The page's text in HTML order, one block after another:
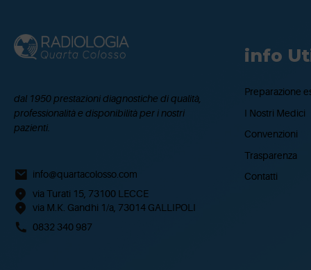
dal 1950 prestazioni diagnostiche di qualità,
professionalità e disponibilità per i nostri
pazienti.
info@quartacolosso.com
via Turati 15, 73100 LECCE
via M.K. Gandhi 1/a, 73014 GALLIPOLI
0832 340 987
info
Preparazione
I Nostri Medici
Convenzioni
Trasparenza
Contatti